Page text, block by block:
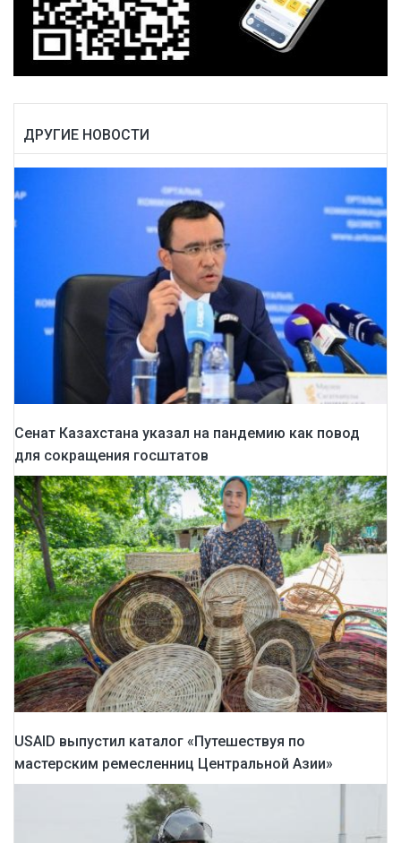
ДРУГИЕ НОВОСТИ
Сенат Казахстана указал на пандемию как повод
для сокращения госштатов
USAID выпустил каталог «Путешествуя по
мастерским ремесленниц Центральной Азии»